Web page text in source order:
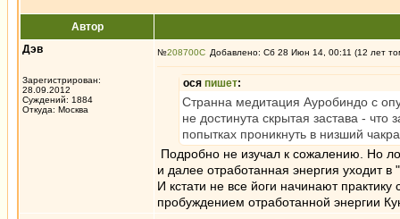
Автор
Дэв
Зарегистрирован:
28.09.2012
Суждений: 1884
Откуда: Москва
№208700 Добавлено: Сб 28 Июн 14, 00:11 (12 лет
ося пишет:
Странна медитация Ауробиндо с
не достинута скрытая застава -
попытках проникнуть в низший
Подробно не изучал к сожалению. Но
и далее отработанная энергия уходит
И кстати не все йоги начинают
пробуждением отработанной энергии